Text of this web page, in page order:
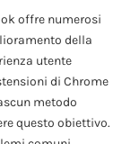
offre numerosi
della
utente
di Chrome
metodo
questo obiettivo.